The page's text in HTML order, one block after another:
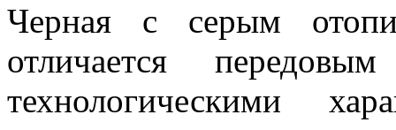
Черная с серым
отличается
технологическими